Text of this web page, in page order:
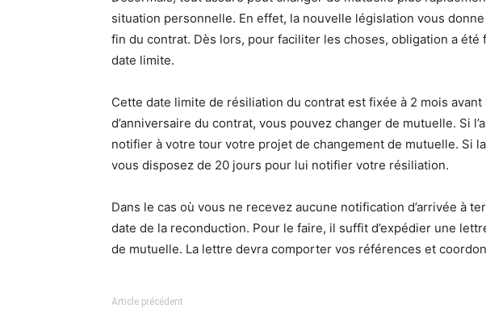
situation personnelle. En effet, la nouvelle législation vous
fin du contrat. Dès lors, pour faciliter les choses, obligation a été
date limite.
Cette date limite de résiliation du contrat est fixée à 2 mois
d’anniversaire du contrat, vous pouvez changer de mutuelle. Si
notifier à votre tour votre projet de changement de mutuelle. Si
vous disposez de 20 jours pour lui notifier votre résiliation.
Dans le cas où vous ne recevez aucune notification d’arrivée à
date de la reconduction. Pour le faire, il suffit d’expédier une
de mutuelle. La lettre devra comporter vos références et
Article précédent